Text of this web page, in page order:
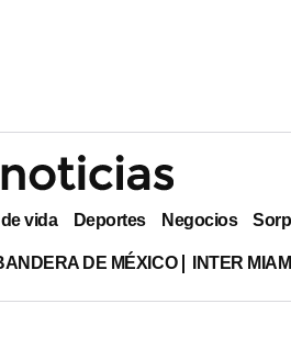
vida Deportes Negocios
DE MÉXICO INTER